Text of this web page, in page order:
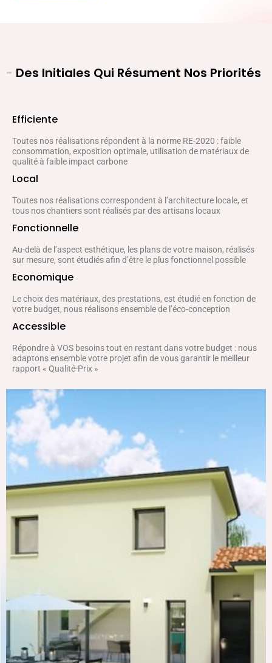
- Des Initiales Qui Résument Nos Priorités
Efficiente
Toutes nos réalisations répondent à la norme RE-2020 : faible
consommation, exposition optimale, utilisation de matériaux de
qualité à faible impact carbone
Local
Toutes nos réalisations correspondent à l’architecture locale, et
tous nos chantiers sont réalisés par des artisans locaux
Fonctionnelle
Au-delà de l’aspect esthétique, les plans de votre maison, réalisés
sur mesure, sont étudiés afin d’être le plus fonctionnel possible
Economique
Le choix des matériaux, des prestations, est étudié en fonction de
votre budget, nous réalisons ensemble de l’éco-conception
Accessible
Répondre à VOS besoins tout en restant dans votre budget : nous
adaptons ensemble votre projet afin de vous garantir le meilleur
rapport « Qualité-Prix »